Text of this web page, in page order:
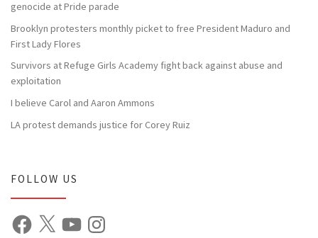
genocide at Pride parade
Brooklyn protesters monthly picket to free President Maduro and
First Lady Flores
Survivors at Refuge Girls Academy fight back against abuse and
exploitation
I believe Carol and Aaron Ammons
LA protest demands justice for Corey Ruiz
FOLLOW US
Facebook YouTubeInstagram